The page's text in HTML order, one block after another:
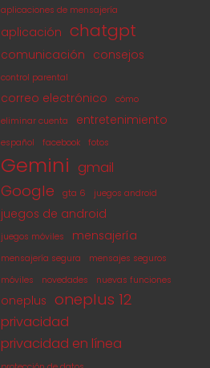
aplicaciones de mensajería
aplicación chatgpt
comunicación consejos
control parental
correo electrónico
cómo
eliminar cuenta
entretenimiento
español facebook fotos
Gemini gmail
Google gta 6 juegos android
juegos de android
juegos móviles mensajería
mensajería segura
mensajes seguros
móviles
novedades nuevas funciones
oneplus oneplus 12
privacidad
privacidad en línea